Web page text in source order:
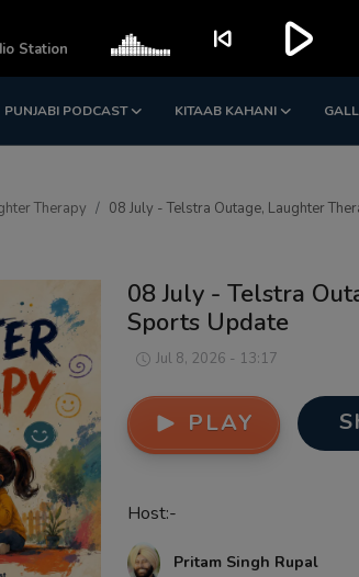
PUNJABI PODCAST KITAAB KAHANI
Therapy 08 July - Telstra Outage, Laughter
08 July - Telstra
Sports Update
Jul 8, 2026 - 13:17
PLAY
Host:-
Pritam Singh Rupal
Station skip_previous play_arrow